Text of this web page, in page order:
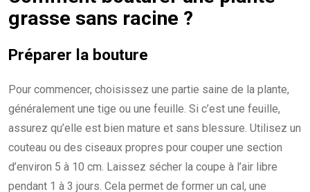
grasse sans racine ?
Préparer la bouture
Pour commencer, choisissez une partie saine de la plante,
généralement une tige ou une feuille. Si c’est une feuille,
assurez qu’elle est bien mature et sans blessure. Utilisez un
couteau ou des ciseaux propres pour couper une section
d’environ 5 à 10 cm. Laissez sécher la coupe à l’air libre
pendant 1 à 3 jours. Cela permet de former un cal, une